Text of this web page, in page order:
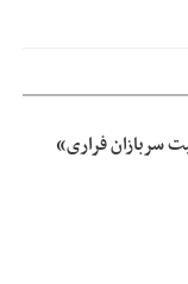
سربازان فراری»